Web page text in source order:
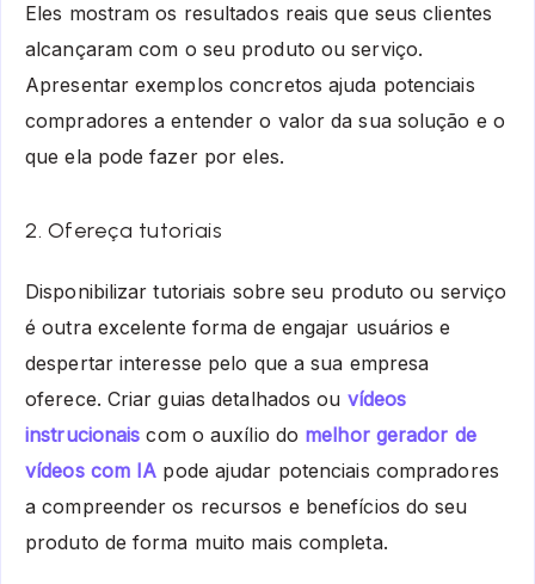
Eles mostram os resultados reais que seus clientes
alcançaram com o seu produto ou serviço.
Apresentar exemplos concretos ajuda potenciais
compradores a entender o valor da sua solução e o
que ela pode fazer por eles.
2. Ofereça tutoriais
Disponibilizar tutoriais sobre seu produto ou serviço
é outra excelente forma de engajar usuários e
despertar interesse pelo que a sua empresa
oferece. Criar guias detalhados ou vídeos
instrucionais com o auxílio do melhor gerador de
vídeos com IA pode ajudar potenciais compradores
a compreender os recursos e benefícios do seu
produto de forma muito mais completa.